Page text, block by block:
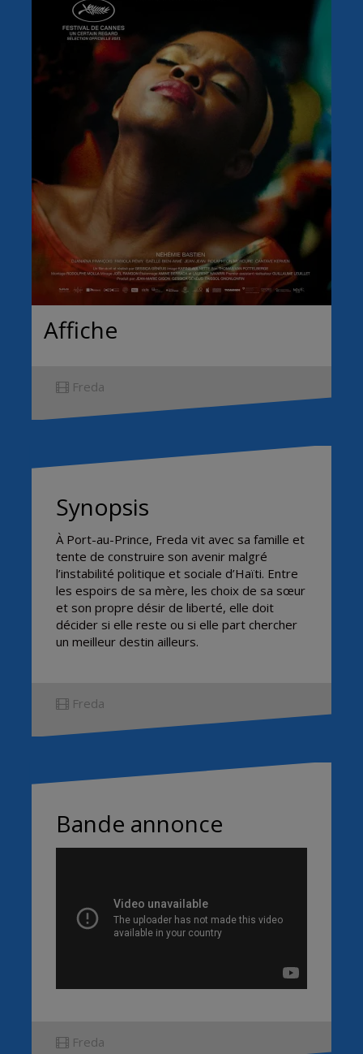
Affiche
Freda
Synopsis
À Port-au-Prince, Freda vit avec sa famille et
tente de construire son avenir malgré
l’instabilité politique et sociale d’Haïti. Entre
les espoirs de sa mère, les choix de sa sœur
et son propre désir de liberté, elle doit
décider si elle reste ou si elle part chercher
un meilleur destin ailleurs.
Freda
Bande annonce
Freda